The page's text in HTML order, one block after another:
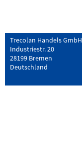
Trecolan Handels GmbH
Industriestr. 20
28199 Bremen
Deutschland